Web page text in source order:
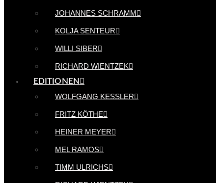
JOHANNES SCHRAMM
KOLJA SENTEUR
WILLI SIBER
RICHARD WIENTZEK
EDITIONEN
WOLFGANG KESSLER
FRITZ KÖTHE
HEINER MEYER
MEL RAMOS
TIMM ULRICHS